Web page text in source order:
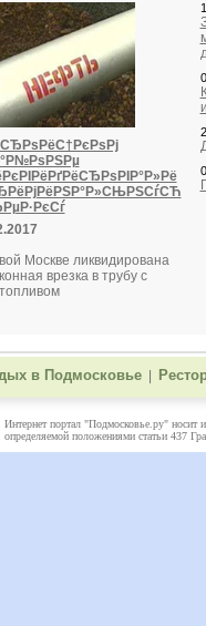
Москве ликвидирована
врезка в трубу с
в Подмосковье
Интернет портал "Подмосковье.ру" носит
определяемой положениями статьи 437